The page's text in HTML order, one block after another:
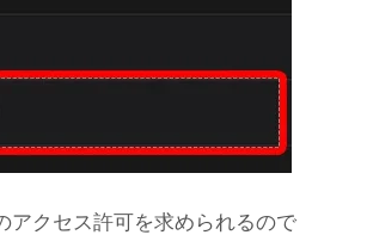
アクセス許可を求められるので